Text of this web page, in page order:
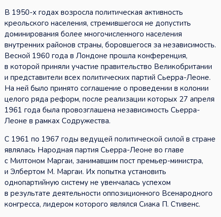
В 1950-х годах возросла политическая активность
креольского населения, стремившегося не допустить
доминирования более многочисленного населения
внутренних районов страны, боровшегося за независимость.
Весной 1960 года в Лондоне прошла конференция,
в которой приняли участие правительство Великобритании
и представители всех политических партий Сьерра-Леоне.
На ней было принято соглашение о проведении в колонии
целого ряда реформ, после реализации которых 27 апреля
1961 года была провозглашена независимость Сьерра-
Леоне в рамках Содружества.
С 1961 по 1967 годы ведущей политической силой в стране
являлась Народная партия Сьерра-Леоне во главе
с Милтоном Маргаи, занимавшим пост премьер-министра,
и Элбертом М. Маргаи. Их попытка установить
однопартийную систему не увенчалась успехом
в результате деятельности оппозиционного Всенародного
конгресса, лидером которого являлся Сиака П. Стивенс.